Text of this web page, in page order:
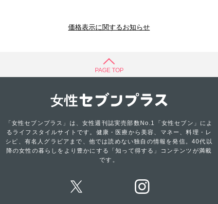
価格表示に関するお知らせ
PAGE TOP
「女性セブンプラス」は、女性週刊誌実売部数No.1「女性セブン」によ
るライフスタイルサイトです。健康・医療から美容、マネー、料理・レ
シピ、有名人グラビアまで、他では読めない独自の情報を発信。40代以
降の女性の暮らしをより豊かにする「知って得する」コンテンツが満載
です。